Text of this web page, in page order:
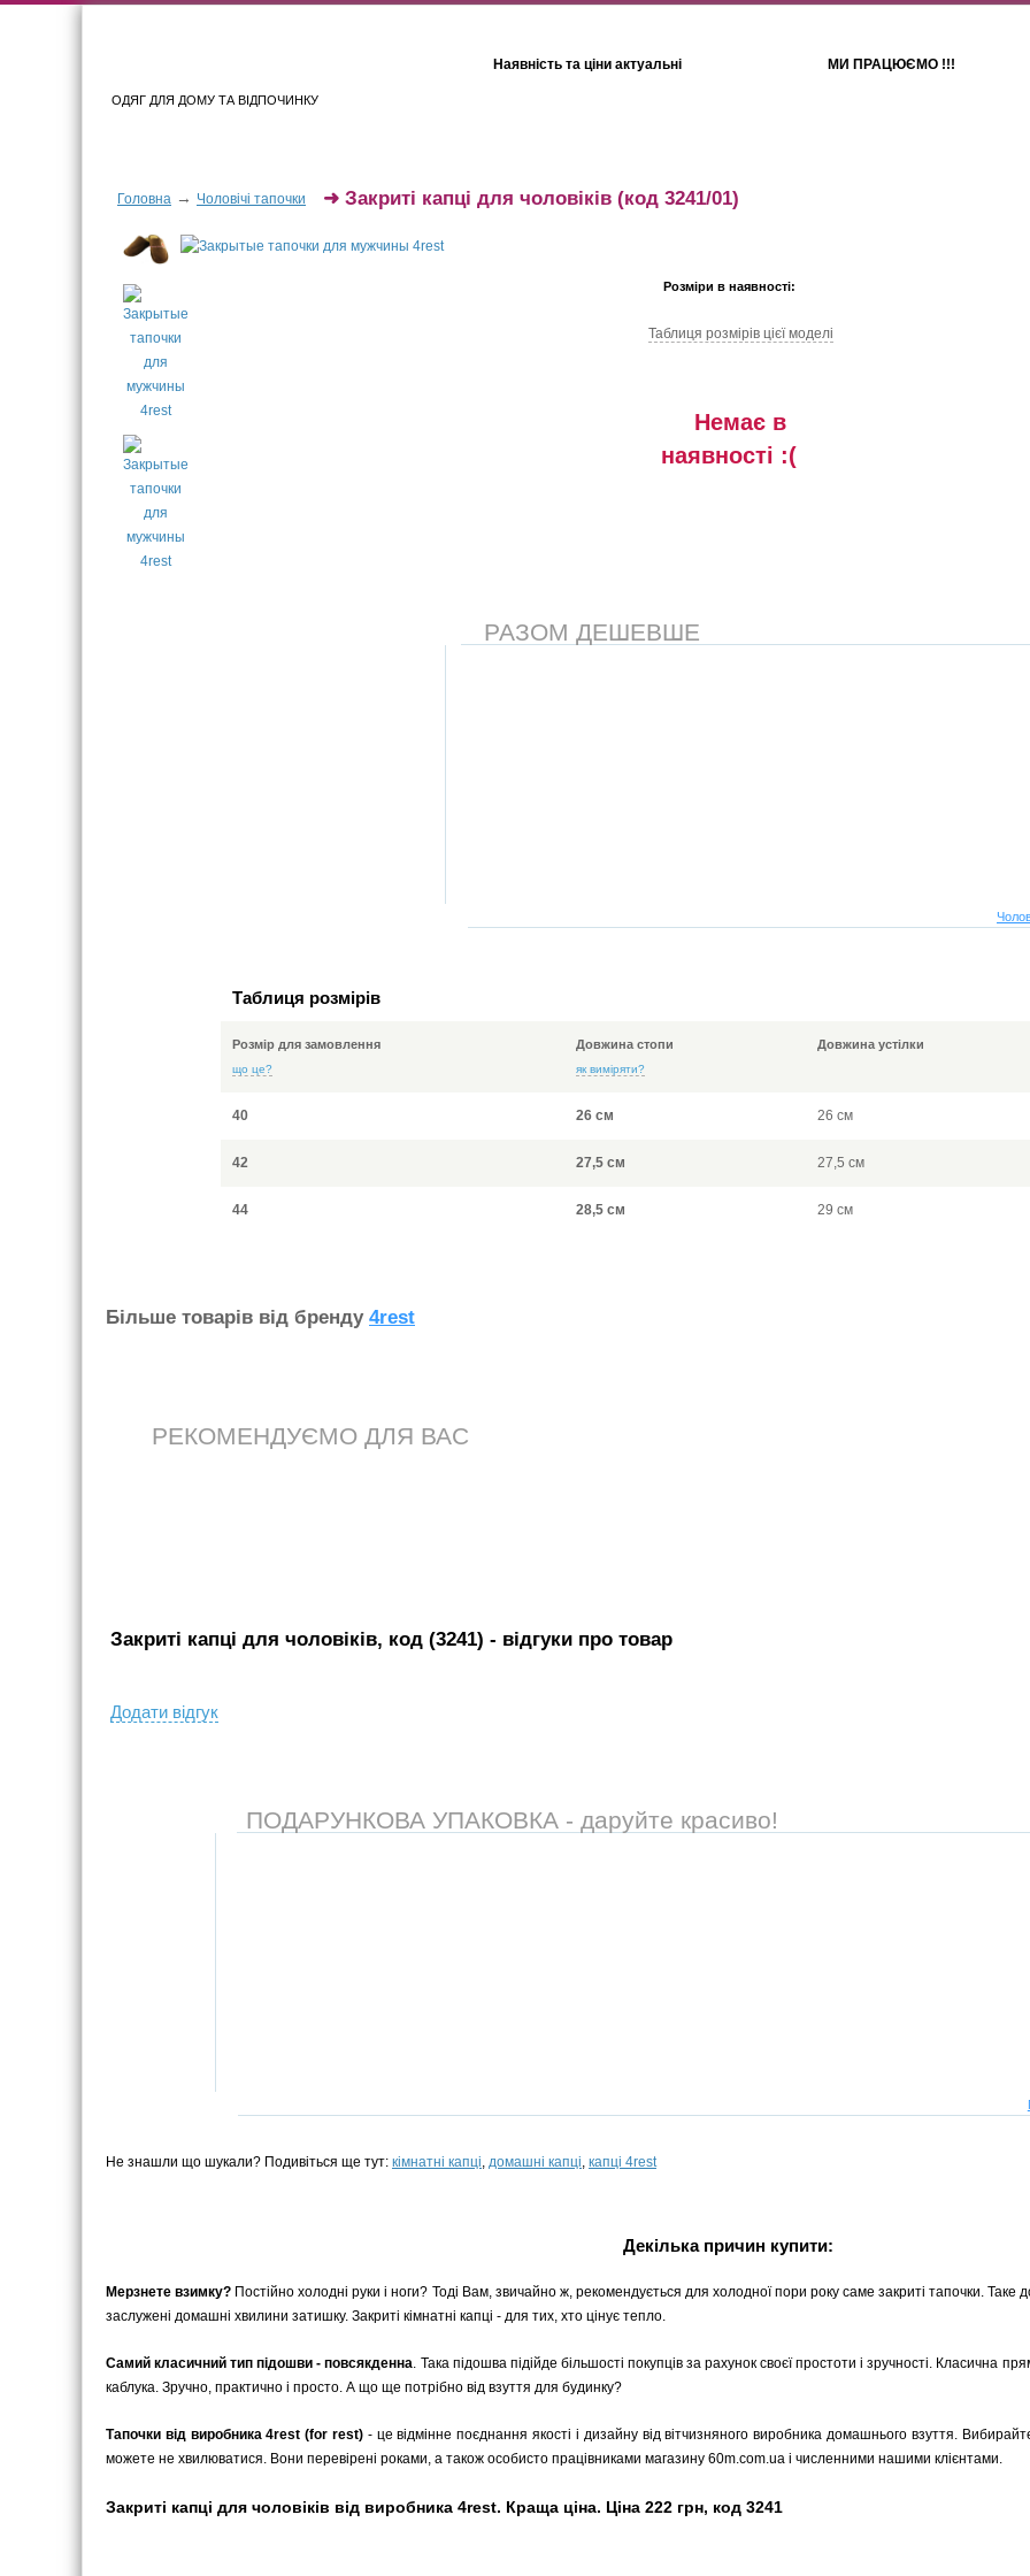
ОДЯГ ДЛЯ ДОМУ ТА ВІДПОЧИНКУ
Наявність та ціни актуальні МИ ПРАЦЮЄМО !!!
Головна → Чоловічі тапочки ➜ Закриті капці для чоловіків (код 3241/01)
Розміри в наявності:
Таблиця розмiрiв цiєї моделi
Немає в
наявностi :(
РАЗОМ ДЕШЕВШЕ
Таблиця розмірів
Розмір для замовлення
що це?
Довжина стопи
як виміряти?
Довжина устілки
40 26 см 26 см
42 27,5 см 27,5 см
44 28,5 см 29 см
Бiльше товарiв вiд бренду 4rest
РЕКОМЕНДУЄМО ДЛЯ ВАС
Закриті капці для чоловіків, код (3241) - вiдгуки про товар
Додати вiдгук
ПОДАРУНКОВА УПАКОВКА - даруйте красиво!
Не знашли що шукали? Подивіться ще тут: кімнатні капці домашні капці капці 4rest
Декілька причин купити:
Мерзнете взимку? Постійно холодні руки і ноги? Тоді Вам, звичайно ж, рекомендується для холодної пори року саме закриті тапочки. Таке
заслужені домашні хвилини затишку. Закриті кімнатні капці - для тих, хто цінує тепло.
Самий класичний тип підошви - повсякденна . Така підошва підійде більшості покупців за рахунок своєї простоти і зручності. Класична
каблука. Зручно, практично і просто. А що ще потрібно від взуття для будинку?
Тапочки від виробника 4rest (for rest) - це відмінне поєднання якості і дизайну від вітчизняного виробника домашнього взуття.
можете не хвилюватися. Вони перевірені роками, а також особисто працівниками магазину 60m.com.ua і численними нашими клієнтами.
Закриті капці для чоловіків від виробника 4rest. Краща ціна. Ціна 222 грн, код 3241